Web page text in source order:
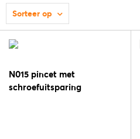
Sorteer op
N015 pincet met
schroefuitsparing